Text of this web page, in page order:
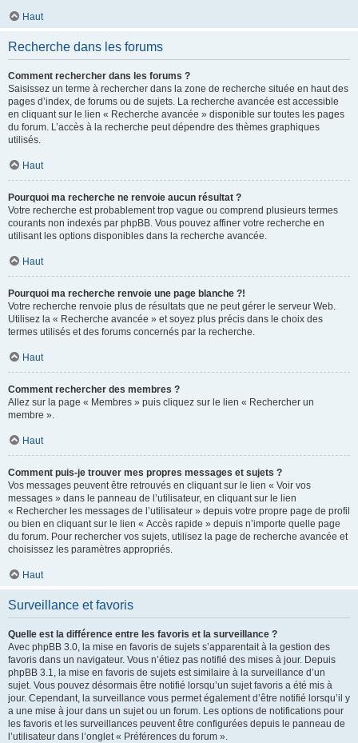
Haut
Recherche dans les forums
Comment rechercher dans les forums ?
Saisissez un terme à rechercher dans la zone de recherche située en haut des
pages d’index, de forums ou de sujets. La recherche avancée est accessible
en cliquant sur le lien « Recherche avancée » disponible sur toutes les pages
du forum. L’accès à la recherche peut dépendre des thèmes graphiques
utilisés.
Haut
Pourquoi ma recherche ne renvoie aucun résultat ?
Votre recherche est probablement trop vague ou comprend plusieurs termes
courants non indexés par phpBB. Vous pouvez affiner votre recherche en
utilisant les options disponibles dans la recherche avancée.
Haut
Pourquoi ma recherche renvoie une page blanche ?!
Votre recherche renvoie plus de résultats que ne peut gérer le serveur Web.
Utilisez la « Recherche avancée » et soyez plus précis dans le choix des
termes utilisés et des forums concernés par la recherche.
Haut
Comment rechercher des membres ?
Allez sur la page « Membres » puis cliquez sur le lien « Rechercher un
membre ».
Haut
Comment puis-je trouver mes propres messages et sujets ?
Vos messages peuvent être retrouvés en cliquant sur le lien « Voir vos
messages » dans le panneau de l’utilisateur, en cliquant sur le lien
« Rechercher les messages de l’utilisateur » depuis votre propre page de profil
ou bien en cliquant sur le lien « Accès rapide » depuis n’importe quelle page
du forum. Pour rechercher vos sujets, utilisez la page de recherche avancée et
choisissez les paramètres appropriés.
Haut
Surveillance et favoris
Quelle est la différence entre les favoris et la surveillance ?
Avec phpBB 3.0, la mise en favoris de sujets s’apparentait à la gestion des
favoris dans un navigateur. Vous n’étiez pas notifié des mises à jour. Depuis
phpBB 3.1, la mise en favoris de sujets est similaire à la surveillance d’un
sujet. Vous pouvez désormais être notifié lorsqu’un sujet favoris a été mis à
jour. Cependant, la surveillance vous permet également d’être notifié lorsqu’il y
a une mise à jour dans un sujet ou un forum. Les options de notifications pour
les favoris et les surveillances peuvent être configurées depuis le panneau de
l’utilisateur dans l’onglet « Préférences du forum ».